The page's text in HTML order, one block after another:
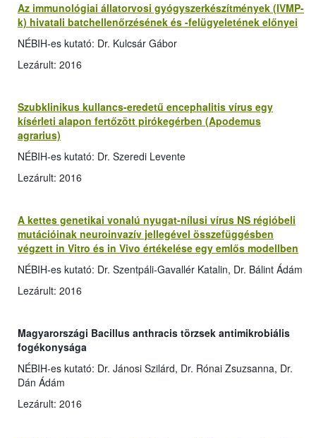
Az immunológiai állatorvosi gyógyszerkészítmények (IVMP-
k) hivatali batchellenőrzésének és -felügyeletének előnyei
NÉBIH-es kutató: Dr. Kulcsár Gábor
Lezárult: 2016
Szubklinikus kullancs-eredetű encephalitis vírus egy
kísérleti alapon fertőzött pirókegérben (Apodemus
agrarius)
NÉBIH-es kutató: Dr. Szeredi Levente
Lezárult: 2016
A kettes genetikai vonalú nyugat-nílusi vírus NS régióbeli
mutációinak neuroinvazív jellegével összefüggésben
végzett in Vitro és in Vivo értékelése egy emlős modellben
NÉBIH-es kutató: Dr. Szentpáli-Gavallér Katalin, Dr. Bálint Ádám
Lezárult: 2016
Magyarországi Bacillus anthracis törzsek antimikrobiális
fogékonysága
NÉBIH-es kutató: Dr. Jánosi Szilárd, Dr. Rónai Zsuzsanna, Dr.
Dán Ádám
Lezárult: 2016